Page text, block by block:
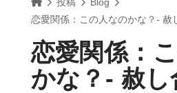
恋愛関係：この人なのかな？- 赦
恋愛関係：
かな？- 赦し